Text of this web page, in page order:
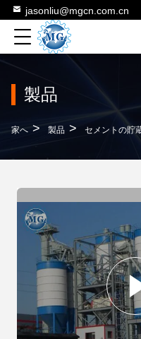
jasonliu@mgcn.com.cn
製品
家へ > 製品 > セメントの貯